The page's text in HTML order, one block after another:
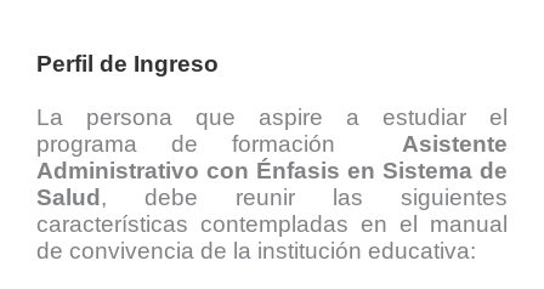
Perfil de Ingreso
La persona que aspire a estudiar el
programa de formación Asistente
Administrativo con Énfasis en Sistema de
Salud, debe reunir las siguientes
características contempladas en el manual
de convivencia de la institución educativa: